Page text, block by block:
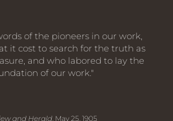
of the pioneers in our work,
it cost to search for the truth as
and who labored to lay the
of our work."
and Herald , May 25, 1905